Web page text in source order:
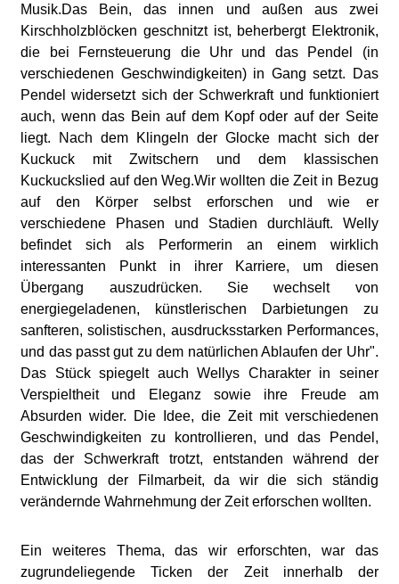
Musik.Das Bein, das innen und außen aus zwei
Kirschholzblöcken geschnitzt ist, beherbergt Elektronik,
die bei Fernsteuerung die Uhr und das Pendel (in
verschiedenen Geschwindigkeiten) in Gang setzt. Das
Pendel widersetzt sich der Schwerkraft und funktioniert
auch, wenn das Bein auf dem Kopf oder auf der Seite
liegt. Nach dem Klingeln der Glocke macht sich der
Kuckuck mit Zwitschern und dem klassischen
Kuckuckslied auf den Weg.Wir wollten die Zeit in Bezug
auf den Körper selbst erforschen und wie er
verschiedene Phasen und Stadien durchläuft. Welly
befindet sich als Performerin an einem wirklich
interessanten Punkt in ihrer Karriere, um diesen
Übergang auszudrücken. Sie wechselt von
energiegeladenen, künstlerischen Darbietungen zu
sanfteren, solistischen, ausdrucksstarken Performances,
und das passt gut zu dem natürlichen Ablaufen der Uhr".
Das Stück spiegelt auch Wellys Charakter in seiner
Verspieltheit und Eleganz sowie ihre Freude am
Absurden wider. Die Idee, die Zeit mit verschiedenen
Geschwindigkeiten zu kontrollieren, und das Pendel,
das der Schwerkraft trotzt, entstanden während der
Entwicklung der Filmarbeit, da wir die sich ständig
verändernde Wahrnehmung der Zeit erforschen wollten.
Ein weiteres Thema, das wir erforschten, war das
zugrundeliegende Ticken der Zeit innerhalb der